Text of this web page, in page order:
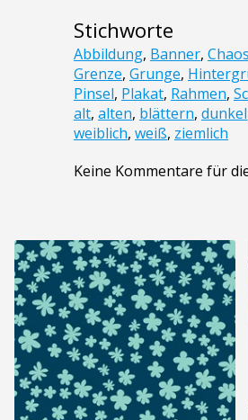
Stichworte
Abbildung, Banner, Chaos
Grenze, Grunge,
Pinsel, Plakat, Rahmen,
alt, alten, blättern, dunkel
weiblich, weiß, ziemlich
Keine Kommentare für